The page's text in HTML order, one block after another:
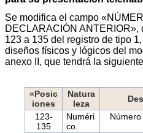
Se modifica el campo
DECLARACIÓN
123 a 135 del registro de tipo
diseños físicos y lógicos del
anexo II, que tendrá la
«Posic
iones
Natura
leza
123-
135
Numéri
co.